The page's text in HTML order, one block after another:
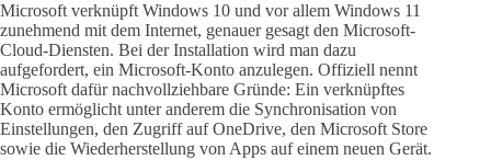
Microsoft verknüpft Windows 10 und vor allem Windows 11
zunehmend mit dem Internet, genauer gesagt den Microsoft-
Cloud-Diensten. Bei der Installation wird man dazu
aufgefordert, ein Microsoft-Konto anzulegen. Offiziell nennt
Microsoft dafür nachvollziehbare Gründe: Ein verknüpftes
Konto ermöglicht unter anderem die Synchronisation von
Einstellungen, den Zugriff auf OneDrive, den Microsoft Store
sowie die Wiederherstellung von Apps auf einem neuen Gerät.